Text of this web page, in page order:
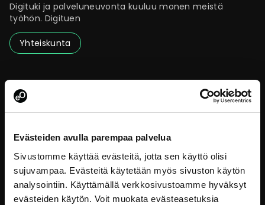
Evästeiden avulla parempaa palvelua
Sivustomme käyttää evästeitä, jotta sen käyttö olisi
sujuvampaa. Evästeitä käytetään myös sivuston käytön
analysointiin. Käyttämällä verkkosivustoamme hyväksyt
evästeiden käytön. Voit muokata evästeasetuksia
Digituki ja palveluneuvonta kuuluu monen meistä
työhön. Digituen
Yhteiskunta